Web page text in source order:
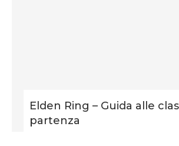
Elden Ring – Guida alle
partenza